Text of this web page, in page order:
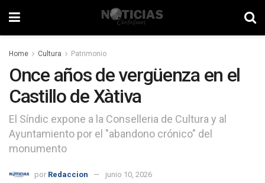
Home Cultura Patrimonio
Once años de vergüenza en el
Castillo de Xàtiva
El Síndic expone a la Conselleria de Cultura y al
Ayuntamiento por el "abandono crónico" del
monumento
por Redaccion junio 10, 2026